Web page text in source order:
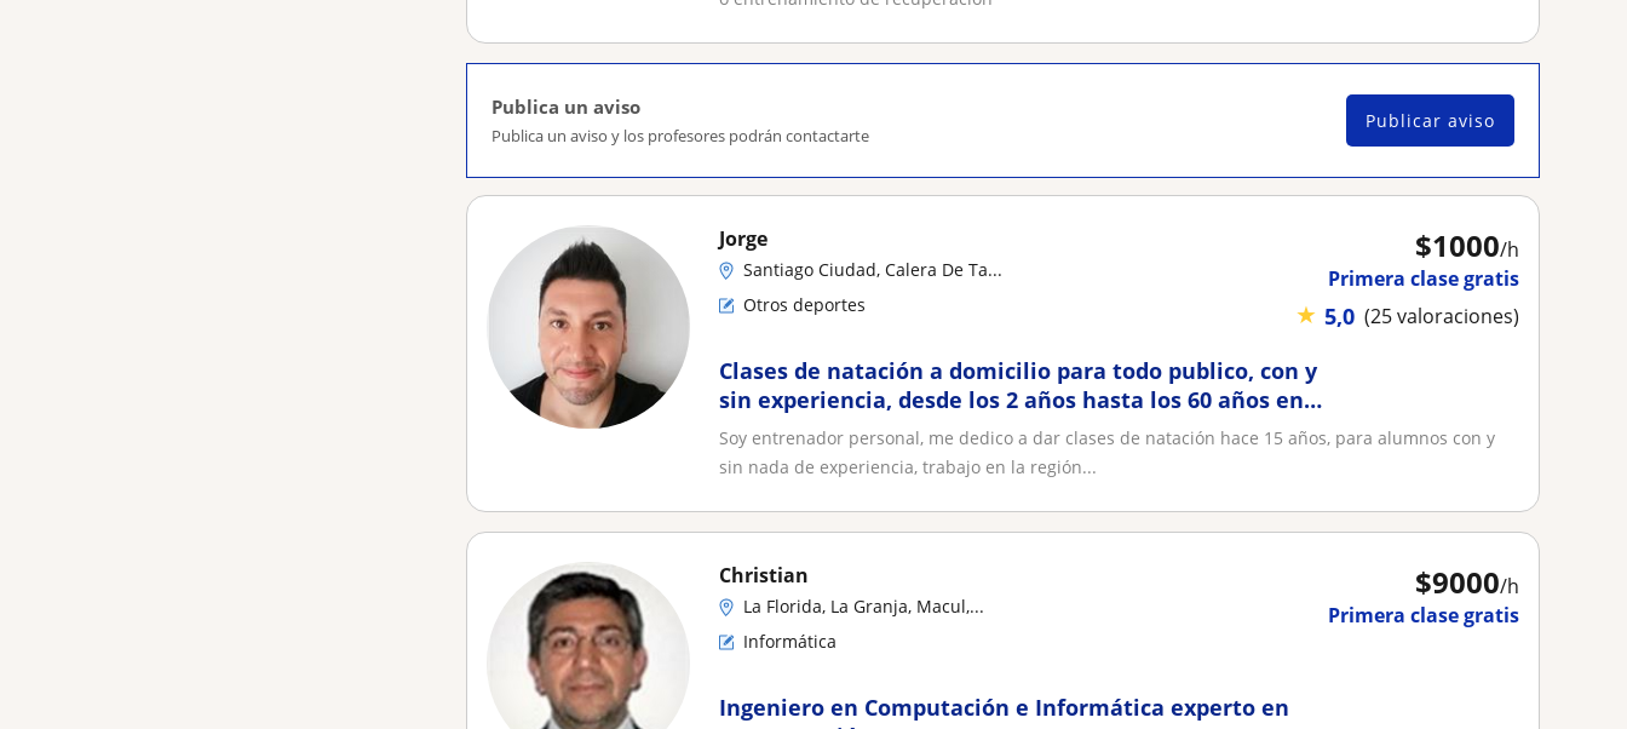
Publica un aviso
Publica un aviso y los profesores podrán contactarte
Publicar aviso
$1000/h
Primera clase gratis
★ 5,0 (25 valoraciones)
Jorge
Santiago Ciudad, Calera De Ta...
Otros deportes
Clases de natación a domicilio para todo publico, con y
sin experiencia, desde los 2 años hasta los 60 años en
santiago
Soy entrenador personal, me dedico a dar clases de natación hace 15 años, para alumnos con y
sin nada de experiencia, trabajo en la región...
$9000/h
Primera clase gratis
Christian
La Florida, La Granja, Macul,...
Informática
Ingeniero en Computación e Informática experto en